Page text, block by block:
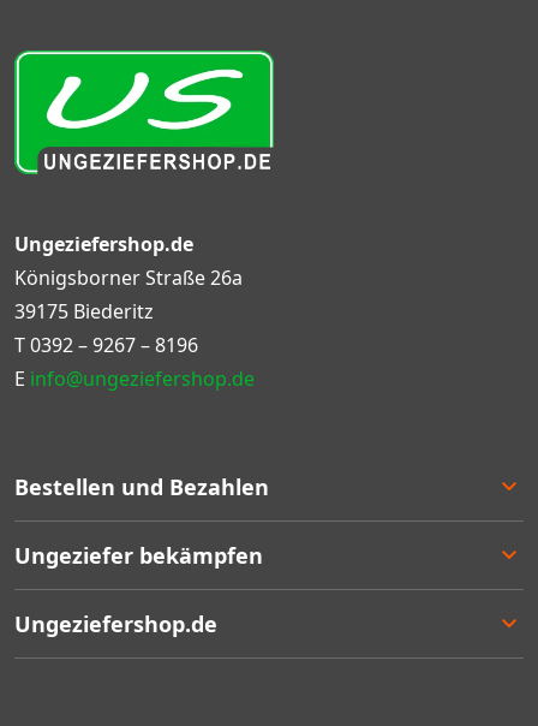
Bestellen und Bezahlen
Bestellen
Lieferung
Ungeziefer bekämpfen
Entscheidungshilfe
Ungeziefershop.de
Ungeziefershop.de
Königsborner Straße 26a
39175 Biederitz
T0392 – 9267 – 8196
E info@ungeziefershop.de